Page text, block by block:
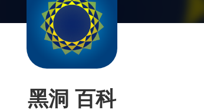
黑洞 百科